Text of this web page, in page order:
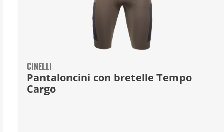
CINELLI
Pantaloncini con bretelle Tempo
Cargo